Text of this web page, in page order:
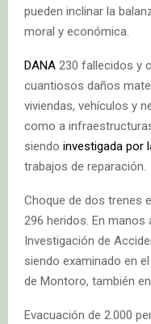
pueden inclinar la
moral y económica.
DANA 230 fallecidos y
cuantiosos daños
viviendas, vehículos y
como a
siendo investigada por
trabajos de reparación.
Choque de dos trenes
296 heridos. En manos
Investigación de
siendo examinado en
de Montoro, también
Evacuación de 2.000